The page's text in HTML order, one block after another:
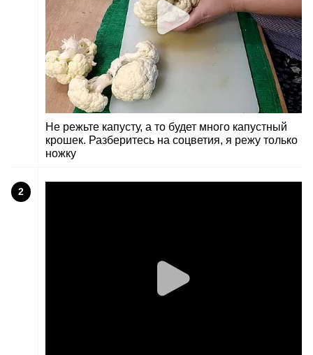
Не режьте капусту, а то будет много капустный
крошек. Разберитесь на соцветия, я режу только
ножку
2